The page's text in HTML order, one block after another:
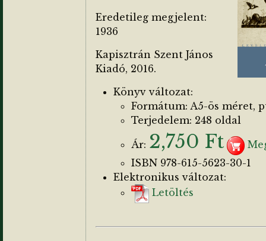
Eredetileg megjelent:
1936
Kapisztrán Szent János
Kiadó, 2016.
Könyv változat:
Formátum: A5-ös méret,
Terjedelem: 248 oldal
Ár: 2,750 Ft
ISBN 978-615-5623-30-1
Elektronikus változat:
Letöltés